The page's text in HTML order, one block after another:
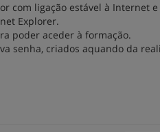
com ligação estável à Internet
Explorer.
poder aceder à formação.
senha, criados aquando da